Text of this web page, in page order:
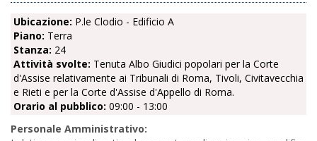
Ubicazione: P.le Clodio - Edificio A
Piano: Terra
Stanza: 24
Attività svolte: Tenuta Albo Giudici popolari per la Corte
d'Assise relativamente ai Tribunali di Roma, Tivoli, Civitavecchia
e Rieti e per la Corte d'Assise d'Appello di Roma.
Orario al pubblico: 09:00 - 13:00
Personale Amministrativo: